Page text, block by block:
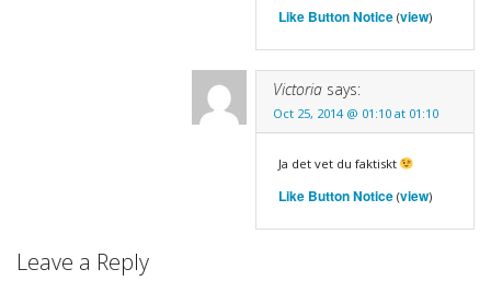
Like Button Notice(view)
Victoria says:
Oct 25, 2014 @ 01:10 at 01:10
Ja det vet du faktiskt
Like Button Notice(view)
Leave a Reply